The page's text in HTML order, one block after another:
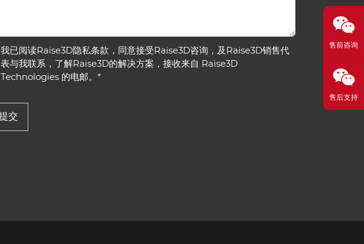
我已阅读Raise3D隐私条款 ，同意接受Raise3D咨询，及Raise3D销售代
表与我联系，了解Raise3D的解决方案，接收来自 Raise3D
Technologies 的电邮。 *
售前咨询
售后支持